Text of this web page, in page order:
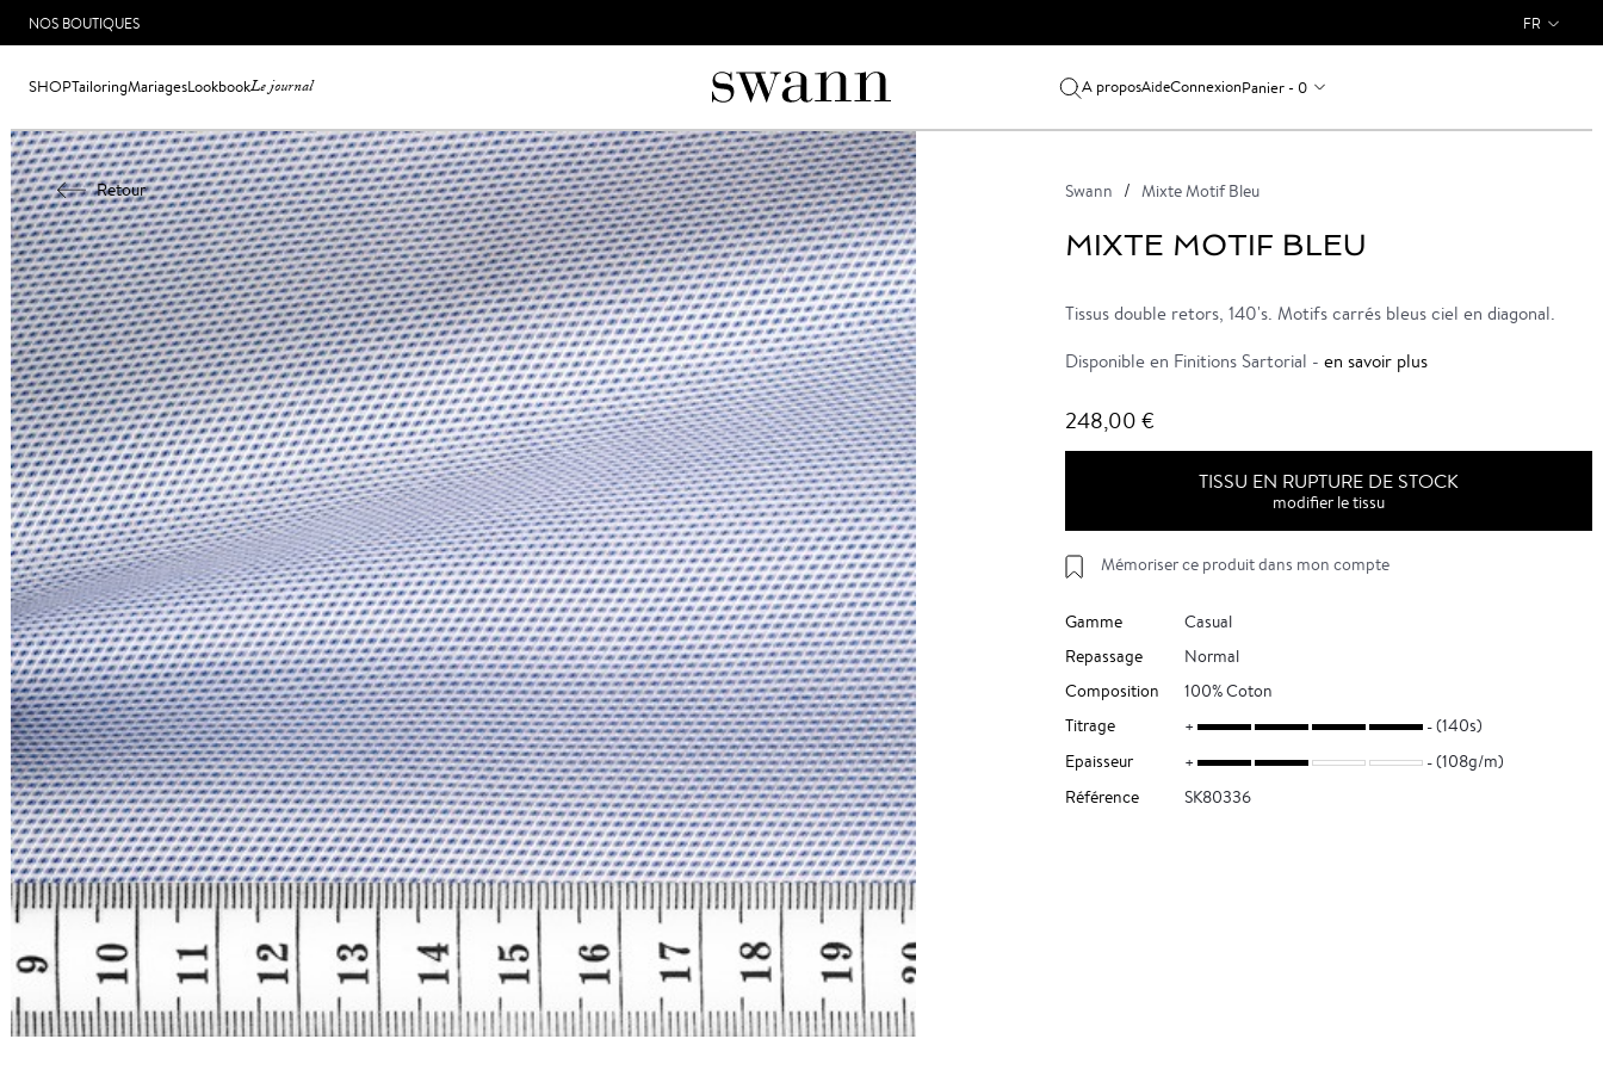
NOS BOUTIQUES FR
SHOPTailoringMariagesLookbookLe journal A proposAideConnexionPanier - 0
Retour Swann Mixte Motif Bleu
MIXTE MOTIF BLEU
Tissus double retors, 140's. Motifs carrés bleus ciel en diagonal.
Disponible en Finitions Sartorial - en savoir plus
248,00 €
TISSU EN RUPTURE DE STOCK
modifier le tissu
Mémoriser ce produit dans mon compte
Gamme
Casual
Repassage
Normal
Composition
100% Coton
Titrage
(140s)
Epaisseur
(108g/m)
Référence
SK80336